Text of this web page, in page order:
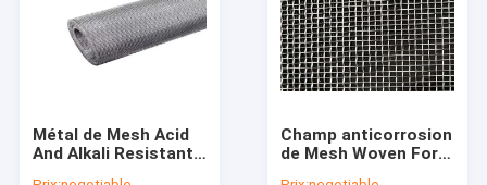
Métal de Mesh Acid
And Alkali Resistant
Champ anticorrosion
de Mesh Woven For